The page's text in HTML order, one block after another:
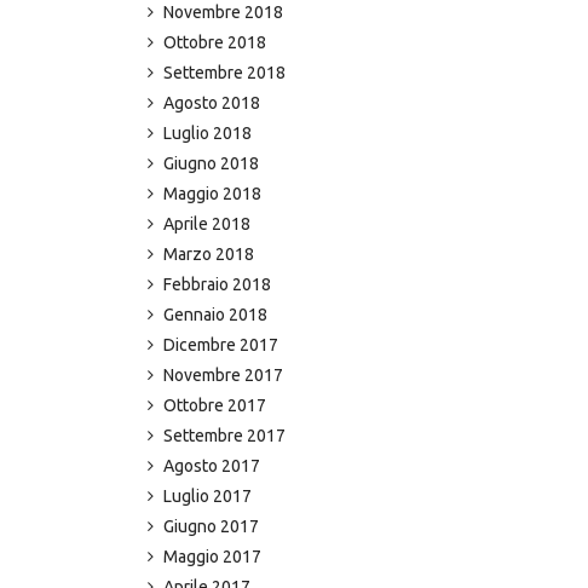
Novembre 2018
Ottobre 2018
Settembre 2018
Agosto 2018
Luglio 2018
Giugno 2018
Maggio 2018
Aprile 2018
Marzo 2018
Febbraio 2018
Gennaio 2018
Dicembre 2017
Novembre 2017
Ottobre 2017
Settembre 2017
Agosto 2017
Luglio 2017
Giugno 2017
Maggio 2017